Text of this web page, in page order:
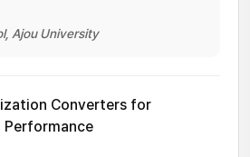
Ajou University
Converters for
Performance